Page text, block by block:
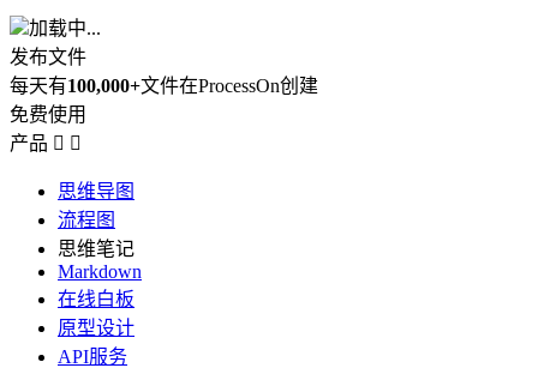
加载中...
发布文件
每天有100,000+文件在ProcessOn创建
免费使用
产品  
思维导图
流程图
思维笔记
Markdown
在线白板
原型设计
API服务